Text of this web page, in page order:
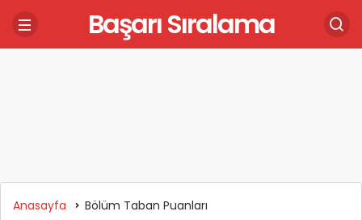
Başarı Sıralama
Anasayfa Bölüm Taban Puanları